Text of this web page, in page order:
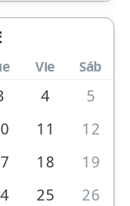
Vie Sáb
4
5
11
12
18
19
25
26